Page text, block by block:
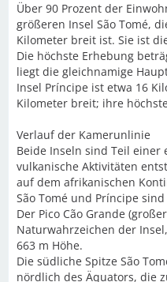
Über 90 Prozent der
größeren Insel São Tomé,
Kilometer breit ist. Sie ist
Die höchste Erhebung
liegt die gleichnamige
Insel Príncipe ist etwa 16
Kilometer breit; ihre
Verlauf der Kamerunlinie
Beide Inseln sind Teil
vulkanische Aktivitäten
auf dem afrikanischen
São Tomé und Príncipe
Der Pico Cão Grande
Naturwahrzeichen der
663 m Höhe.
Die südliche Spitze São
nördlich des Äquators, die